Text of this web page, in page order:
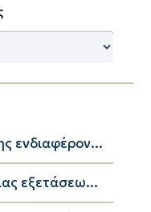
ενδιαφέρον...
εξετάσεω...